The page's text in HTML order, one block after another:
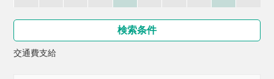
検索条件
交通費支給